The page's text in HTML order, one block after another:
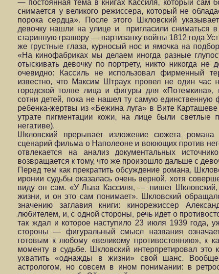
— постоянная тема в книгах Кассиля, который сам
снимается у великого режиссера, который не
порока сердца». После этого Шкловский
девочку нашли на улице и пригласили сниматься
старинную гравюру — партизанку войны 1812 года
же грустные глаза, курносый нос и ямочка на
«На кинофабриках мы делаем иногда разные
отыскивать девочку по портрету, никто никогда не
очевидно: Кассиль не использовал фирменный
известно, что Максим Штраух провел не один час
городской толпе лица и фигуры для «Потемкина»,
сотни детей, пока не нашел ту самую
ребенка-жертвы из «Бежина луга» в Вите Карташеве
утрате пигментации кожи, на лице были
негативе).
Шкловский прерывает изложение сюжета
сценарий фильма о Наполеоне и воюющих против
отвлекается на анализ документальных
возвращается к тому, что же произошло дальше с
Перед тем как прекратить обсуждение романа,
иронии судьбы оказалась очень верной, хотя
виду он сам. «У Льва Кассиля, — пишет Шкловский,
жизни, и он это сам понимает». Шкловский
значению заглавия книги: кинорежиссер
любителем, и, с одной стороны, речь идет о
так ждал и которое наступило 23 июля 1939 года,
стороны — фигуральный смысл названия
готовым к любому «великому противостоянию», к
моменту в судьбе. Шкловский интерпретировал это
ухватить «однажды в жизни» свой шанс.
астрологом, но совсем в ином понимании: в